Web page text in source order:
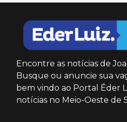
Encontre as notícias de
Busque ou anuncie sua
bem vindo ao Portal Éder
notícias no Meio-Oeste de